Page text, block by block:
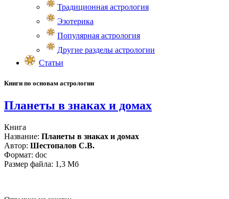
Традиционная астрология
Эзотерика
Популярная астрология
Другие разделы астрологии
Статьи
Книги по основам астрологии
Планеты в знаках и домах
Книга
Название: Планеты в знаках и домах
Автор: Шестопалов С.В.
Формат: doc
Размер файла: 1,3 Мб